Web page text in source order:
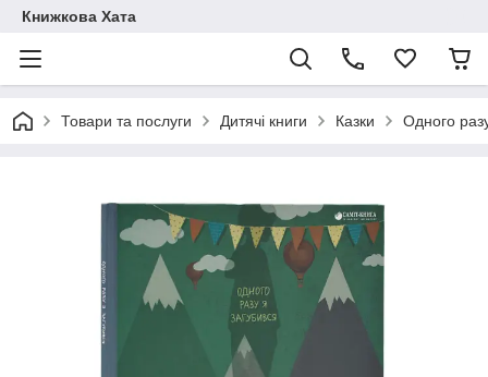
Книжкова Хата
Товари та послуги Дитячі книги Казки Одного